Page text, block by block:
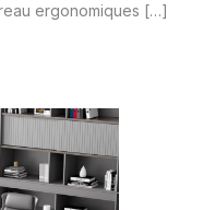
ergonomiques […]